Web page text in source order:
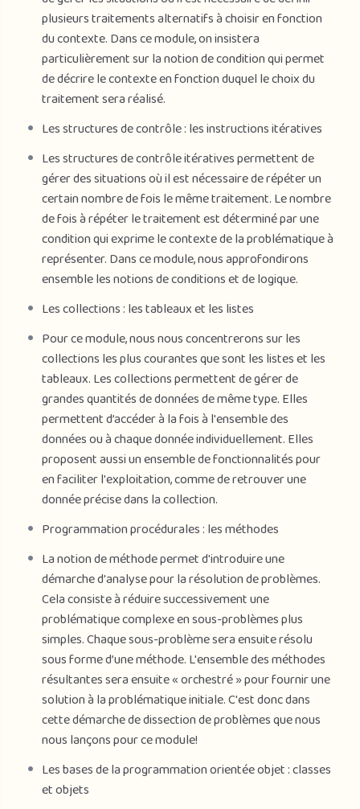
plusieurs traitements alternatifs à choisir en fonction
du contexte. Dans ce module, on insistera
particulièrement sur la notion de condition qui permet
de décrire le contexte en fonction duquel le choix du
traitement sera réalisé.
Les structures de contrôle : les instructions itératives
Les structures de contrôle itératives permettent de
gérer des situations où il est nécessaire de répéter un
certain nombre de fois le même traitement. Le nombre
de fois à répéter le traitement est déterminé par une
condition qui exprime le contexte de la problématique à
représenter. Dans ce module, nous approfondirons
ensemble les notions de conditions et de logique.
Les collections : les tableaux et les listes
Pour ce module, nous nous concentrerons sur les
collections les plus courantes que sont les listes et les
tableaux. Les collections permettent de gérer de
grandes quantités de données de même type. Elles
permettent d’accéder à la fois à l'ensemble des
données ou à chaque donnée individuellement. Elles
proposent aussi un ensemble de fonctionnalités pour
en faciliter l'exploitation, comme de retrouver une
donnée précise dans la collection.
Programmation procédurales : les méthodes
La notion de méthode permet d'introduire une
démarche d'analyse pour la résolution de problèmes.
Cela consiste à réduire successivement une
problématique complexe en sous-problèmes plus
simples. Chaque sous-problème sera ensuite résolu
sous forme d’une méthode. L'ensemble des méthodes
résultantes sera ensuite « orchestré » pour fournir une
solution à la problématique initiale. C'est donc dans
cette démarche de dissection de problèmes que nous
nous lançons pour ce module!
Les bases de la programmation orientée objet : classes
et objets